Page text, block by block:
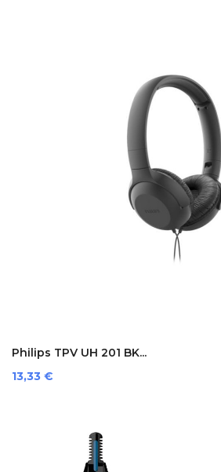
Philips TPV UH 201 BK...
Prezzo
13,33 €